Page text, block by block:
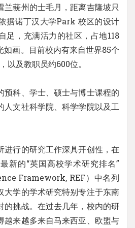
兰莪州的士毛月，距离吉隆坡只
据诺丁汉大学Park 校区的设计
足，充满活力的社区，占地118
如画。目前校内有来自世界85个
以及教职员约600位。
预科、学士、硕士与博士课程的
人文社科学院、科学学院以及工
进行的研究工作深具开创性，在
新的“英国高校学术研究排名”
Framework, REF）中名列
大学的学术研究特别专注于东南
的挑战。在过去几年，校内的研
越来越多来自马来西亚、欧盟与